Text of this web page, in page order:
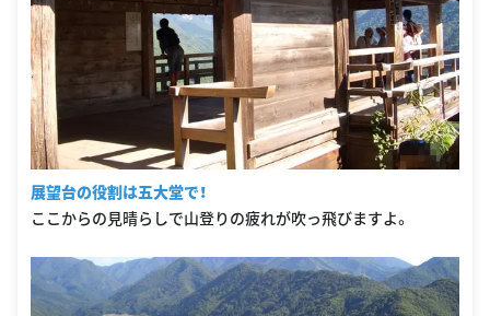
展望台の役割は五大堂で！
ここからの見晴らしで山登りの疲れが吹っ飛びますよ。